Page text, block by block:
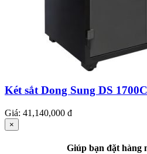
Két sắt Dong Sung DS 1700C
Giá: 41,140,000 đ
×
Giúp bạn đặt hàng